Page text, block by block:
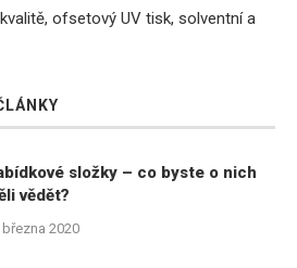
ofsetový UV tisk, solventní a
složky – co byste o nich
vědět?
března 2020